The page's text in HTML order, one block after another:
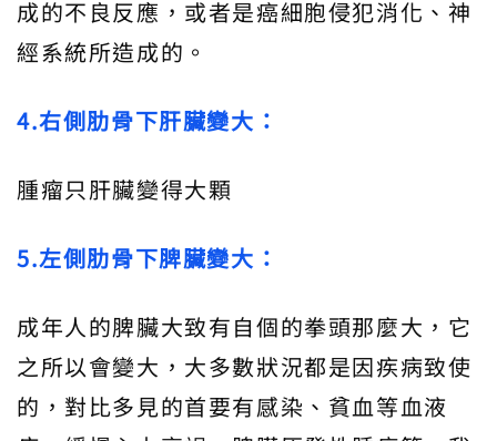
成的不良反應，或者是癌細胞侵犯消化、神
經系統所造成的。
4.右側肋骨下肝臟變大：
腫瘤只肝臟變得大顆
5.左側肋骨下脾臟變大：
成年人的脾臟大致有自個的拳頭那麼大，它
之所以會變大，大多數狀況都是因疾病致使
的，對比多見的首要有感染、貧血等血液